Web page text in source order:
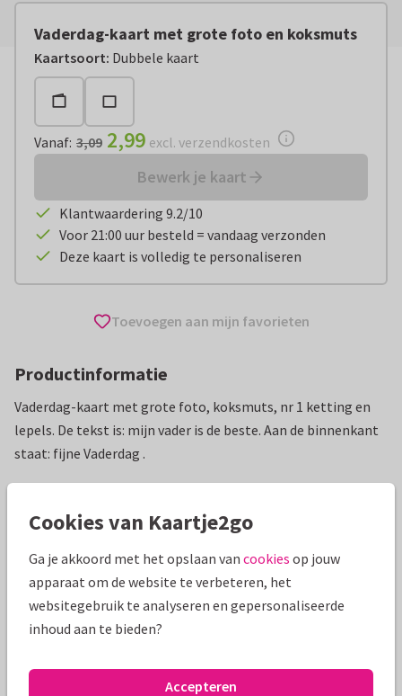
Vaderdag-kaart met grote foto en koksmuts
Kaartsoort: Dubbele kaart
Vanaf: € 2,99 excl. verzendkosten
Vanaf: 3,09 2,99 excl. verzendkosten
Bewerk je kaart
Klantwaardering 9.2/10
Voor 21:00 uur besteld = vandaag verzonden
Deze kaart is volledig te personaliseren
Toevoegen aan mijn favorieten
Productinformatie
Vaderdag-kaart met grote foto, koksmuts, nr 1 ketting en
lepels. De tekst is: mijn vader is de beste. Aan de binnenkant
staat: fijne Vaderdag .
Specificaties bij deze kaart
Papiersoort: Kies uit 6 luxe papiersoorten
Witte vensterenvelop
Cookies van Kaartje2go
Ga je akkoord met het opslaan van cookies op jouw
apparaat om de website te verbeteren, het
websitegebruik te analyseren en gepersonaliseerde
inhoud aan te bieden?
Accepteren